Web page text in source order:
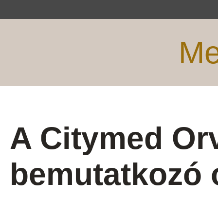
A Citymed
bemutatkozó